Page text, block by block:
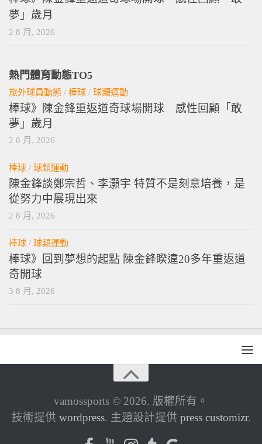
夢」歲月
2 8 月, 2026
熱門體育動態TO5
旅外球員動態 / 棒球 / 球類運動
棒球》陳金鋒重返道奇球場開球 感性回顧「敢
夢」歲月
2 8 月, 2026
棒球 / 球類運動
陳金鋒談鄭宗哲、李灝宇 特質不是刻意培養，是
從努力中展現出來
2 8 月, 2026
棒球 / 球類運動
棒球》回到夢想的起點 陳金鋒睽違20多年重返道
奇開球
3 8 月, 2026
vamossports © 2026. 版權所有。
技術提供 wordpress. 主題設計提供 press customizr.